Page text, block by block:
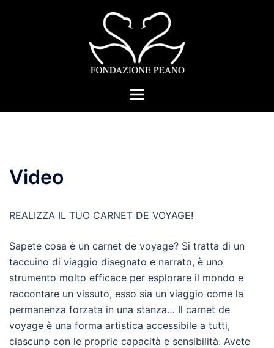
Mostra/Nascondi
Video
REALIZZA IL TUO CARNET DE VOYAGE!
Sapete cosa è un carnet de voyage? Si tratta di un
taccuino di viaggio disegnato e narrato, è uno
strumento molto efficace per esplorare il mondo e
raccontare un vissuto, esso sia un viaggio come la
permanenza forzata in una stanza… Il carnet de
voyage è una forma artistica accessibile a tutti,
ciascuno con le proprie capacità e sensibilità. Avete